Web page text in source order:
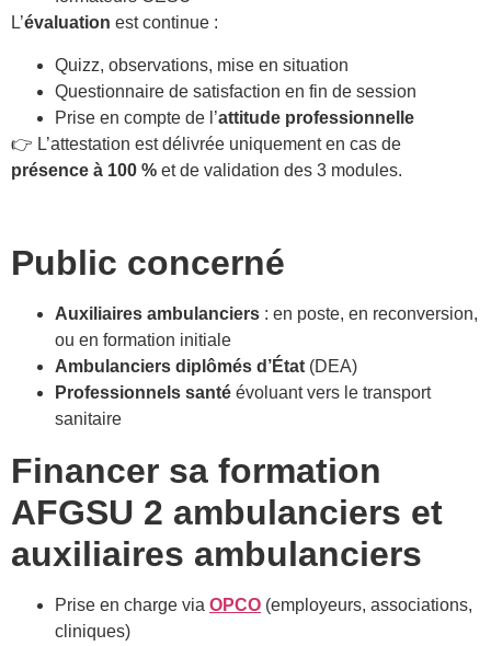
L’évaluation est continue :
Quizz, observations, mise en situation
Questionnaire de satisfaction en fin de session
Prise en compte de l’attitude professionnelle
👉 L’attestation est délivrée uniquement en cas de
présence à 100 % et de validation des 3 modules.
Public concerné
Auxiliaires ambulanciers : en poste, en reconversion,
ou en formation initiale
Ambulanciers diplômés d’État (DEA)
Professionnels santé évoluant vers le transport
sanitaire
Financer sa formation
AFGSU 2 ambulanciers et
auxiliaires ambulanciers
Prise en charge via OPCO (employeurs, associations,
cliniques)